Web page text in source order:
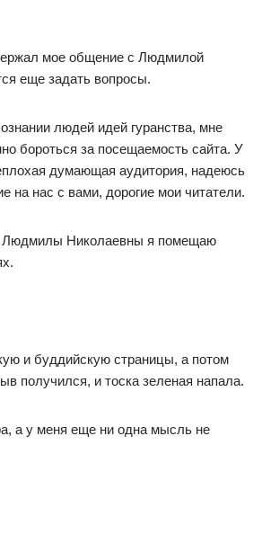
мое общение с Людмилой
еще задать вопросы.
людей идей гуранства, мне
бороться за посещаемость сайта. У
думающая аудитория, надеюсь
на нас с вами, дорогие мои читатели.
Людмилы Николаевны я помещаю
и буддийскую страницы, а потом
получился, и тоска зеленая напала.
а у меня еще ни одна мысль не